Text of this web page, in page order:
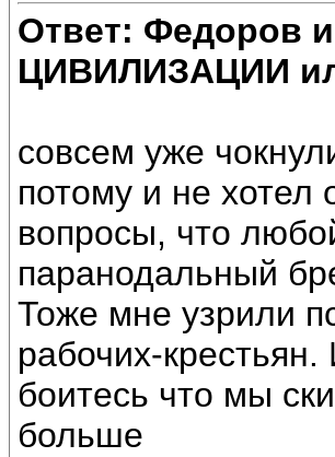
Ответ: Федоров
ЦИВИЛИЗАЦИИ
совсем уже
потому и не хотел
вопросы, что
паранодальный
Тоже мне узрили
рабочих-
боитесь что мы
больше